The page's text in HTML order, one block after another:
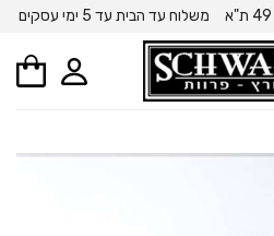
משלוח עד הבית עד 5 ימי עסקים